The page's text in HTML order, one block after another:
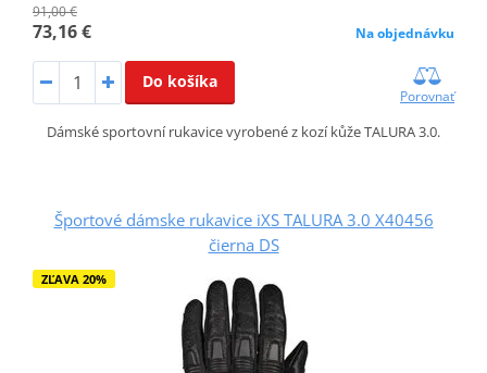
91,00 €
73,16 € Na objednávku
Do košíka
Porovnať
Dámské sportovní rukavice vyrobené z kozí kůže TALURA 3.0.
Športové dámske rukavice iXS TALURA 3.0 X40456
čierna DS
ZĽAVA 20%